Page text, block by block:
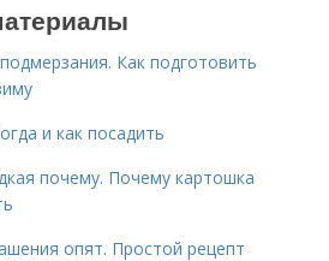
Как подготовить
и как посадить
почему. Почему картошка
опят. Простой рецепт